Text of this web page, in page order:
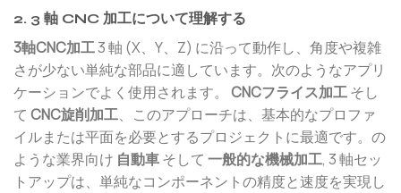
2. 3 軸 CNC 加工について理解する
3軸CNC加工3 軸 (X、Y、Z) に沿って動作し、角度や複雑
さが少ない単純な部品に適しています。次のようなアプリ
ケーションでよく使用されます。 CNCフライス加工そし
て CNC旋削加工、このアプローチは、基本的なプロファ
イルまたは平面を必要とするプロジェクトに最適です。の
ような業界向け 自動車そして 一般的な機械加工, 3 軸セッ
トアップは、単純なコンポーネントの精度と速度を実現し